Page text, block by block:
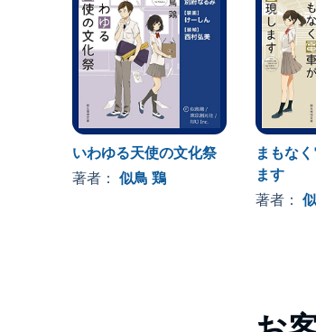
いわゆる天使の文化祭
著者： 似鳥 鶏
まもな
ます
著者：